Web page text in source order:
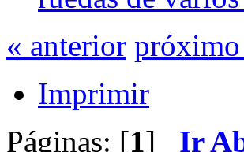
« anterior
Imprimir
Páginas: [1] Ir